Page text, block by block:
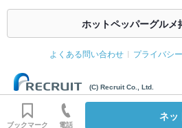
ホットペッパーグルメ
よくある問い合わせ プライバシ
(C) Recruit Co., Ltd.
ブックマーク 電話
ネッ